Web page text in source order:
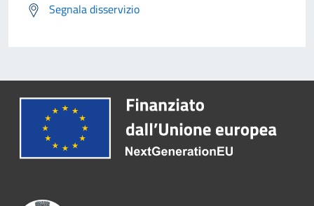
Segnala disservizio